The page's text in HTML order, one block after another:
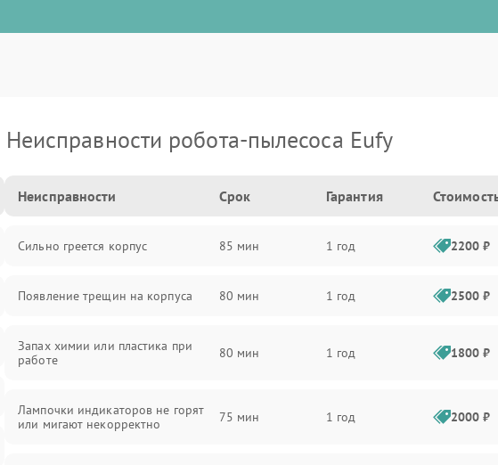
Неисправности робота-пылесоса Eufy
Неисправности Срок Гарантия
Сильно греется корпус 85 мин 1 год 2200 ₽
Появление трещин на корпуса 80 мин 1 год 2500 ₽
Запах химии или пластика при
работе
80 мин 1 год 1800 ₽
Лампочки индикаторов не горят
или мигают некорректно
75 мин 1 год 2000 ₽